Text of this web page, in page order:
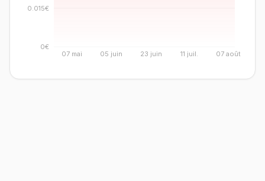
07 mai 05 juin 23 juin 11 juil. 07 août
0€
0.015€